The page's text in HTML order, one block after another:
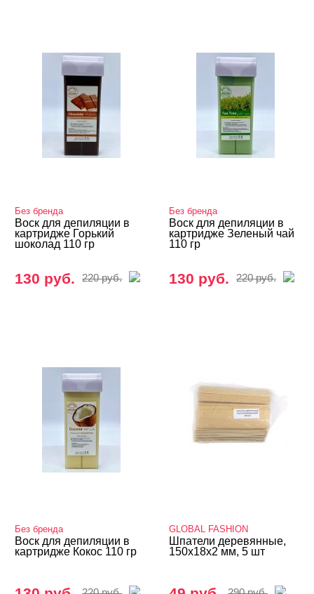
Без бренда
Воск для депиляции в
картридже Горький
шоколад 110 гр
130 руб. 220 руб.
Без бренда
Воск для депиляции в
картридже Зеленый чай
110 гр
130 руб. 220 руб.
Без бренда
Воск для депиляции в
картридже Кокос 110 гр
GLOBAL FASHION
Шпатели деревянные,
150х18х2 мм, 5 шт